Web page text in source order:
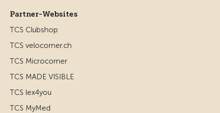
Partner-Websites
TCS Clubshop
TCS velocorner.ch
TCS Microcorner
TCS MADE VISIBLE
TCS lex4you
TCS MyMed